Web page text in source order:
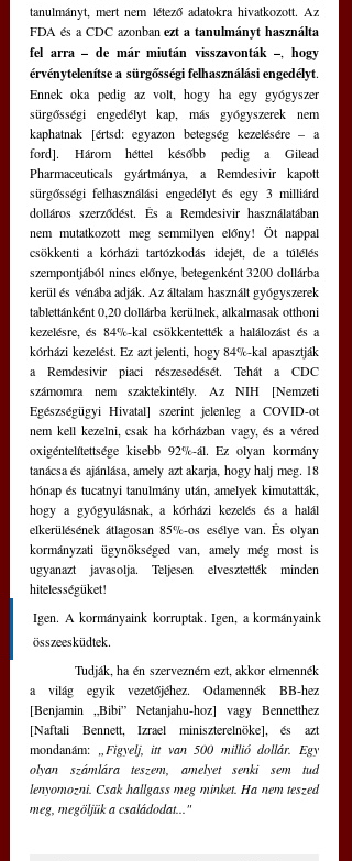
tanulmányt, mert nem létező adatokra hivatkozott. Az
FDA és a CDC azonban ezt a tanulmányt használta
fel arra – de már miután visszavonták –, hogy
érvénytelenítse a sürgősségi felhasználási engedélyt.
Ennek oka pedig az volt, hogy ha egy gyógyszer
sürgősségi engedélyt kap, más gyógyszerek nem
kaphatnak [értsd: egyazon betegség kezelésére – a
ford]. Három héttel később pedig a Gilead
Pharmaceuticals gyártmánya, a Remdesivir kapott
sürgősségi felhasználási engedélyt és egy 3 milliárd
dolláros szerződést. És a Remdesivir használatában
nem mutatkozott meg semmilyen előny! Öt nappal
csökkenti a kórházi tartózkodás idejét, de a túlélés
szempontjából nincs előnye, betegenként 3200 dollárba
kerül és vénába adják. Az általam használt gyógyszerek
tablettánként 0,20 dollárba kerülnek, alkalmasak otthoni
kezelésre, és 84%-kal csökkentették a halálozást és a
kórházi kezelést. Ez azt jelenti, hogy 84%-kal apasztják
a Remdesivir piaci részesedését. Tehát a CDC
számomra nem szaktekintély. Az NIH [Nemzeti
Egészségügyi Hivatal] szerint jelenleg a COVID-ot
nem kell kezelni, csak ha kórházban vagy, és a véred
oxigéntelítettsége kisebb 92%-ál. Ez olyan kormány
tanácsa és ajánlása, amely azt akarja, hogy halj meg. 18
hónap és tucatnyi tanulmány után, amelyek kimutatták,
hogy a gyógyulásnak, a kórházi kezelés és a halál
elkerülésének átlagosan 85%-os esélye van. És olyan
kormányzati ügynökséged van, amely még most is
ugyanazt javasolja. Teljesen elvesztették minden
hitelességüket!
Igen. A kormányaink korruptak. Igen, a kormányaink
összeesküdtek.
a világ egyik vezetőjéhez. Odamennék BB-hez
[Benjamin „Bibi” Netanjahu-hoz] vagy Bennetthez
[Naftali Bennett, Izrael miniszterelnöke], és azt
mondanám:
„Figyelj, itt van 500 millió dollár. Egy
olyan számlára teszem, amelyet senki sem tud
lenyomozni. Csak hallgass meg minket. Ha nem teszed
meg, megöljük a családodat..."